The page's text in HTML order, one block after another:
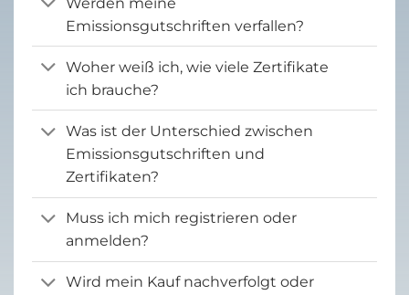
Emissionsgutschriften verfallen?
Woher weiß ich, wie viele Zertifikate
ich brauche?
Was ist der Unterschied zwischen
Emissionsgutschriften und
Zertifikaten?
Muss ich mich registrieren oder
anmelden?
Wird mein Kauf nachverfolgt oder